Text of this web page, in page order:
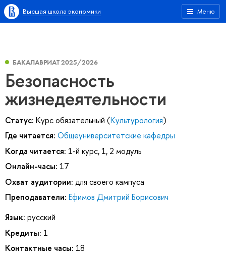
Меню
Высшая школа экономики
БАКАЛАВРИАТ 2025/2026
Безопасность
жизнедеятельности
Статус: Курс обязательный (Культурология)
Где читается: Общеуниверситетские кафедры
Когда читается: 1-й курс, 1, 2 модуль
Онлайн-часы: 17
Охват аудитории: для своего кампуса
Преподаватели: Ефимов Дмитрий Борисович
Язык: русский
Кредиты: 1
Контактные часы: 18